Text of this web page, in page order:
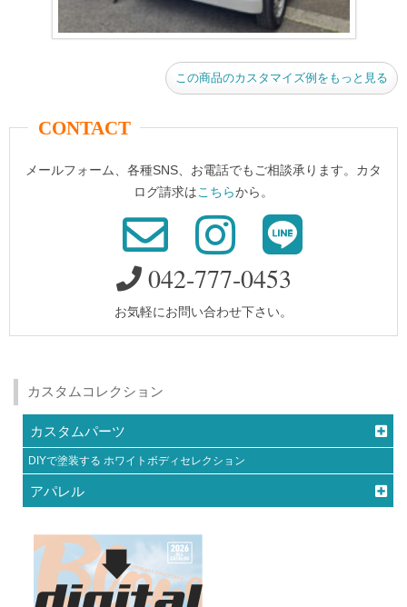
この商品のカスタマイズ例をもっと見る
CONTACT
メールフォーム、各種SNS、お電話でもご相談承ります。カタ
ログ請求はこちらから。
042-777-0453
お気軽にお問い合わせ下さい。
カスタムコレクション
カスタムパーツ
DIYで塗装する ホワイトボディセレクション
アパレル